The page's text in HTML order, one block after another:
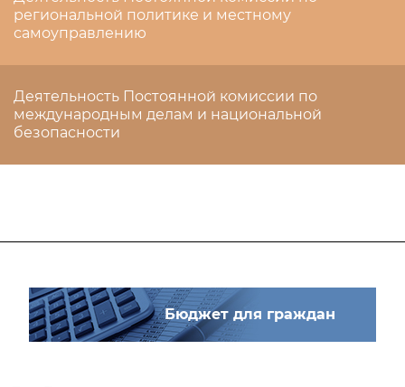
региональной политике и местному
самоуправлению
Деятельность Постоянной комиссии по
международным делам и национальной
безопасности
Бюджет для граждан